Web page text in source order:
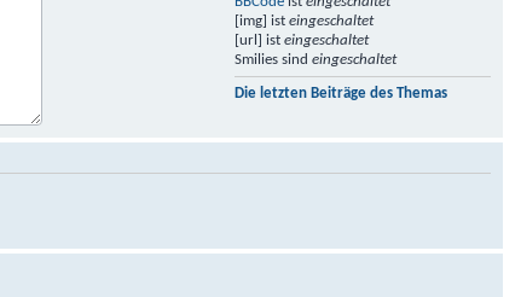
[img] ist eingeschaltet
[url] ist eingeschaltet
Smilies sind eingeschaltet
Die letzten Beiträge des Themas